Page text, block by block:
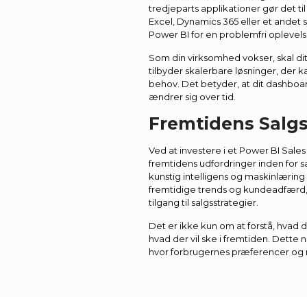
tredjeparts applikationer gør det
Excel, Dynamics 365 eller et
Power BI for en problemfri
Som din virksomhed vokser, skal
tilbyder skalerbare løsninger, der
behov. Det betyder, at dit
ændrer sig over tid.
Fremtidens
Ved at investere i et Power BI
fremtidens udfordringer inden for
kunstig intelligens og
fremtidige trends og
tilgang til salgsstrategier.
Det er ikke kun om at forstå, hvad
hvad der vil ske i fremtiden. Dette
hvor forbrugernes præferencer